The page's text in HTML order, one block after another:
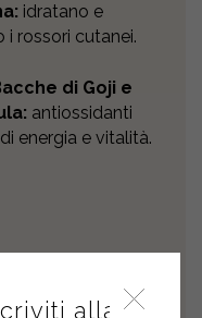
alla
idratano e
rossori cutanei.
di Goji e
antiossidanti
energia e vitalità.